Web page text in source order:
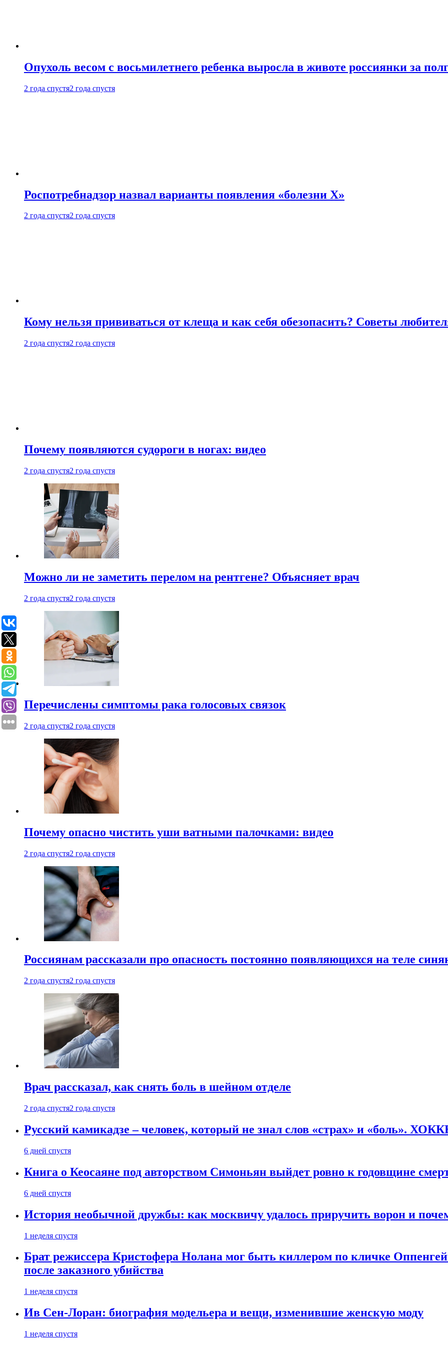
Опухоль весом с восьмилетнего ребенка выросла в животе россиянки за
2 года спустя2 года спустя
Роспотребнадзор назвал варианты появления «болезни Х»
2 года спустя2 года спустя
Кому нельзя прививаться от клеща и как себя обезопасить? Советы
2 года спустя2 года спустя
Почему появляются судороги в ногах: видео
2 года спустя2 года спустя
Можно ли не заметить перелом на рентгене? Объясняет врач
2 года спустя2 года спустя
Перечислены симптомы рака голосовых связок
2 года спустя2 года спустя
Почему опасно чистить уши ватными палочками: видео
2 года спустя2 года спустя
Россиянам рассказали про опасность постоянно появляющихся на теле
2 года спустя2 года спустя
Врач рассказал, как снять боль в шейном отделе
2 года спустя2 года спустя
Русский камикадзе – человек, который не знал слов «страх» и «боль».
6 дней спустя
Книга о Кеосаяне под авторством Симоньян выйдет ровно к годовщине
6 дней спустя
История необычной дружбы: как москвичу удалось приручить ворон и
1 неделя спустя
Брат режиссера Кристофера Нолана мог быть киллером по кличке
после заказного убийства
1 неделя спустя
Ив Сен-Лоран: биография модельера и вещи, изменившие женскую моду
1 неделя спустя